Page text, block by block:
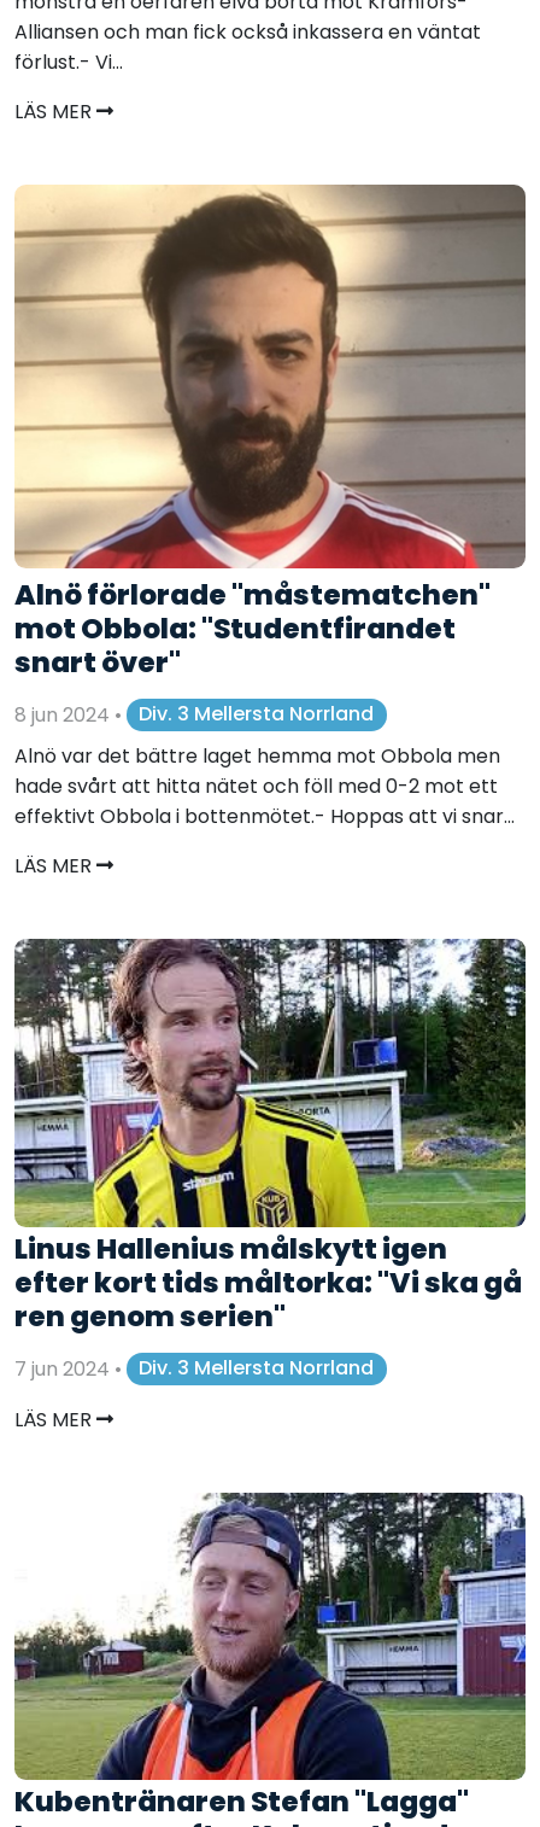
Alliansen och man fick också inkassera en väntat
förlust.- Vi...
LÄS MER
Alnö förlorade "måstematchen"
mot Obbola: "Studentfirandet
snart över"
8 jun 2024 •
Div. 3 Mellersta Norrland
Alnö var det bättre laget hemma mot Obbola men
hade svårt att hitta nätet och föll med 0-2 mot ett
effektivt Obbola i bottenmötet.- Hoppas att vi snar...
LÄS MER
Linus Hallenius målskytt igen
efter kort tids måltorka: "Vi ska gå
ren genom serien"
7 jun 2024 •
Div. 3 Mellersta Norrland
LÄS MER
Kubentränaren Stefan "Lagga"